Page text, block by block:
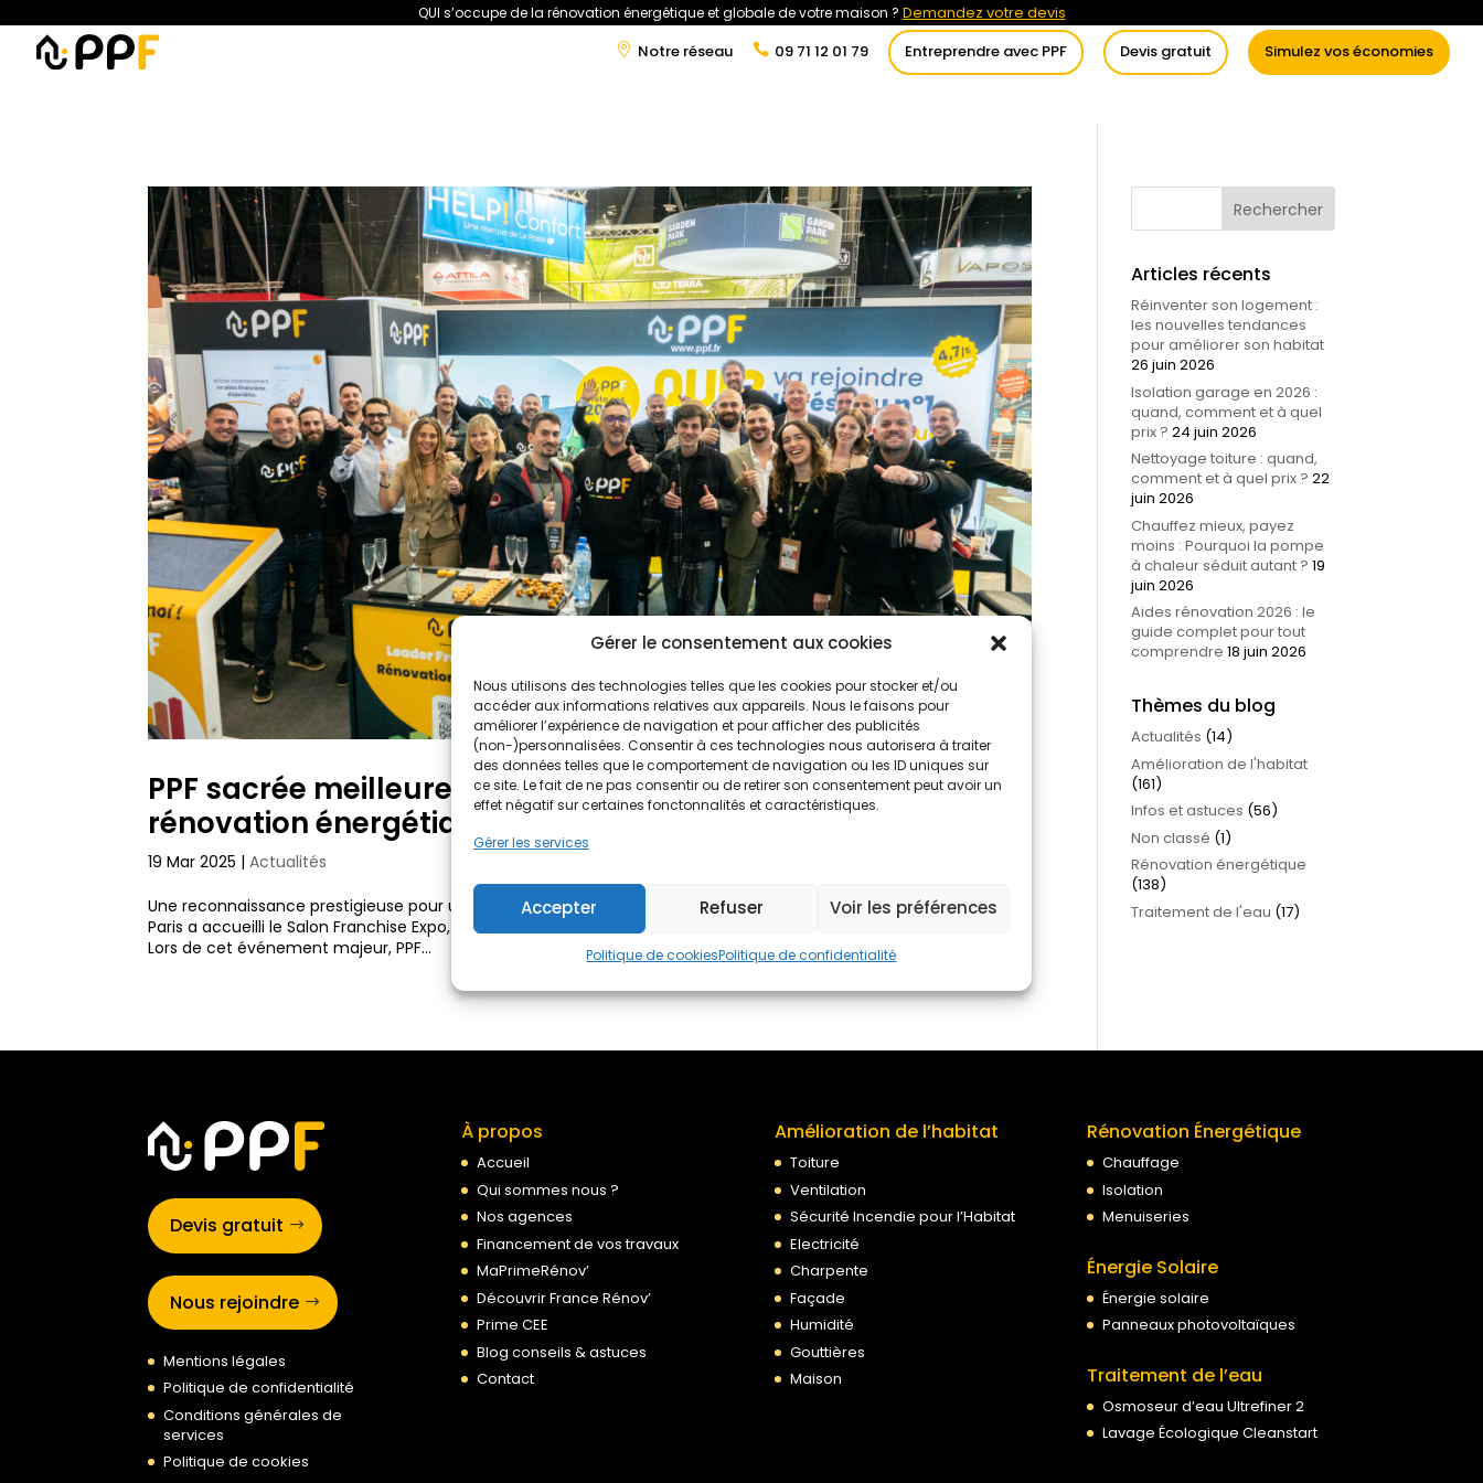
Gérer le consentement aux cookies
Nous utilisons des technologies telles que les cookies pour stocker et/ou
accéder aux informations relatives aux appareils. Nous le faisons pour
améliorer l’expérience de navigation et pour afficher des publicités
(non-)personnalisées. Consentir à ces technologies nous autorisera à traiter
des données telles que le comportement de navigation ou les ID uniques sur
ce site. Le fait de ne pas consentir ou de retirer son consentement peut avoir un
effet négatif sur certaines fonctonnalités et caractéristiques.
Gérer les services
Accepter Refuser Voir les préférences
Politique de cookiesPolitique de confidentialité
QUI s’occupe de la rénovation énergétique et globale de votre maison ? Demandez votre devis
Notre réseau
09 71 12 01 79 Entreprendre avec PPF Devis gratuit Simulez vos économies
Rénovation Énergétique Énergies Renouvelables Traitement de l’eau Conseils
PPF sacrée meilleure franchise de France : une référence en
rénovation énergétique
19 Mar 2025 |Actualités
Une reconnaissance prestigieuse pour un leader du secteur Du 15 au 17 mars 2025, le Parc des Expositions de
Paris a accueilli le Salon Franchise Expo, un rendez-vous incontournable pour les entrepreneurs et les investisseurs.
Lors de cet événement majeur, PPF...
Articles récents
Réinventer son logement :
les nouvelles tendances
pour améliorer son habitat
26 juin 2026
Isolation garage en 2026 :
quand, comment et à quel
prix ? 24 juin 2026
Nettoyage toiture : quand,
comment et à quel prix ? 22
juin 2026
Chauffez mieux, payez
moins : Pourquoi la pompe
à chaleur séduit autant ? 19
juin 2026
Aides rénovation 2026 : le
guide complet pour tout
comprendre 18 juin 2026
Thèmes du blog
Actualités (14)
Amélioration de l'habitat
(161)
Infos et astuces (56)
Non classé (1)
Rénovation énergétique
(138)
Traitement de l'eau (17)
Devis gratuit
Nous rejoindre
Mentions légales
Politique de confidentialité
Conditions générales de
services
Politique de cookies
À propos
Accueil
Qui sommes nous ?
Nos agences
Financement de vos travaux
MaPrimeRénov’
Découvrir France Rénov’
Prime CEE
Blog conseils & astuces
Contact
Amélioration de l’habitat
Toiture
Ventilation
Sécurité Incendie pour l’Habitat
Electricité
Charpente
Façade
Humidité
Gouttières
Maison
Rénovation Énergétique
Chauffage
Isolation
Menuiseries
Énergie Solaire
Énergie solaire
Panneaux photovoltaïques
Traitement de l’eau
Osmoseur d’eau Ultrefiner 2
Lavage Écologique Cleanstart